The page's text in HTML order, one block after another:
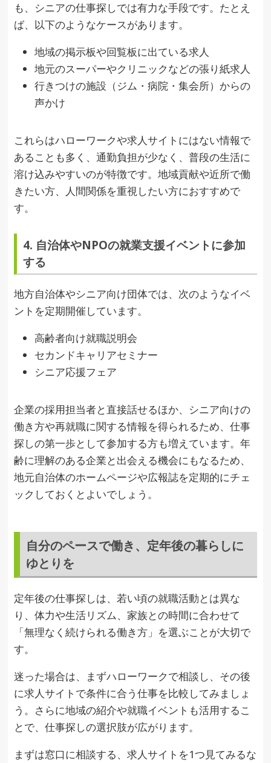
も、シニアの仕事探しでは有力な手段です。たとえ
ば、以下のようなケースがあります。
地域の掲示板や回覧板に出ている求人
地元のスーパーやクリニックなどの張り紙求人
行きつけの施設（ジム・病院・集会所）からの
声かけ
これらはハローワークや求人サイトにはない情報で
あることも多く、通勤負担が少なく、普段の生活に
溶け込みやすいのが特徴です。地域貢献や近所で働
きたい方、人間関係を重視したい方におすすめで
す。
4. 自治体やNPOの就業支援イベントに参加
する
地方自治体やシニア向け団体では、次のようなイベ
ントを定期開催しています。
高齢者向け就職説明会
セカンドキャリアセミナー
シニア応援フェア
企業の採用担当者と直接話せるほか、シニア向けの
働き方や再就職に関する情報を得られるため、仕事
探しの第一歩として参加する方も増えています。年
齢に理解のある企業と出会える機会にもなるため、
地元自治体のホームページや広報誌を定期的にチェ
ックしておくとよいでしょう。
自分のペースで働き、定年後の暮らしに
ゆとりを
定年後の仕事探しは、若い頃の就職活動とは異な
り、体力や生活リズム、家族との時間に合わせて
「無理なく続けられる働き方」を選ぶことが大切で
す。
迷った場合は、まずハローワークで相談し、その後
に求人サイトで条件に合う仕事を比較してみましょ
う。さらに地域の紹介や就職イベントも活用するこ
とで、仕事探しの選択肢が広がります。
まずは窓口に相談する、求人サイトを1つ見てみるな